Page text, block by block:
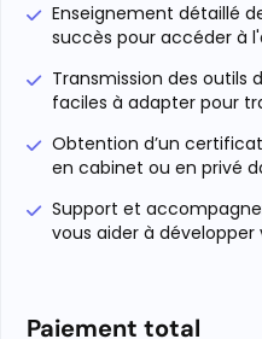
Enseignement détaillé
succès pour accéder à
Transmission des outils
faciles à adapter pour
Obtention d’un
en cabinet ou en privé
Support et
vous aider à
Paiement total